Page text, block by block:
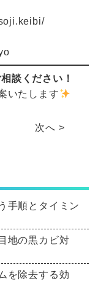
談ください！
いたします
次へ >
手順とタイミン
地の黒カビ対
を除去する効